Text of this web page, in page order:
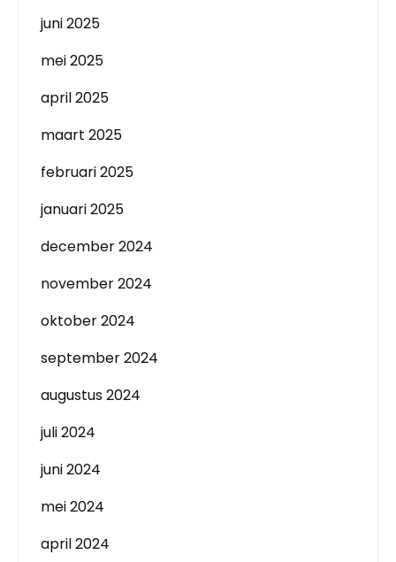
juni 2025
mei 2025
april 2025
maart 2025
februari 2025
januari 2025
december 2024
november 2024
oktober 2024
september 2024
augustus 2024
juli 2024
juni 2024
mei 2024
april 2024